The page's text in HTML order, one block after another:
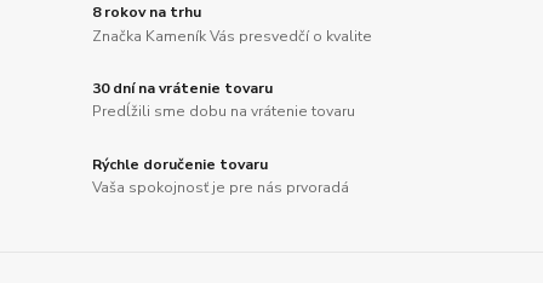
8 rokov na trhu
Značka Kameník Vás presvedčí o kvalite
30 dní na vrátenie tovaru
Predĺžili sme dobu na vrátenie tovaru
Rýchle doručenie tovaru
Vaša spokojnosť je pre nás prvoradá